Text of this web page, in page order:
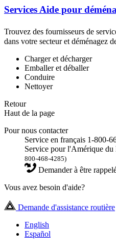
Services Aide pour
Trouvez des fournisseurs de
dans votre secteur et déménagez
Charger et décharger
Emballer et déballer
Conduire
Nettoyer
Retour
Haut de la page
Pour nous contacter
Service en français 1-800-
Service pour l'Amérique
800-468-4285)
Demander à être
Vous avez besoin d'aide?
Demande d'assistance routière
English
Español